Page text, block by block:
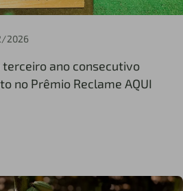
2026
ano consecutivo
no Prêmio Reclame AQUI